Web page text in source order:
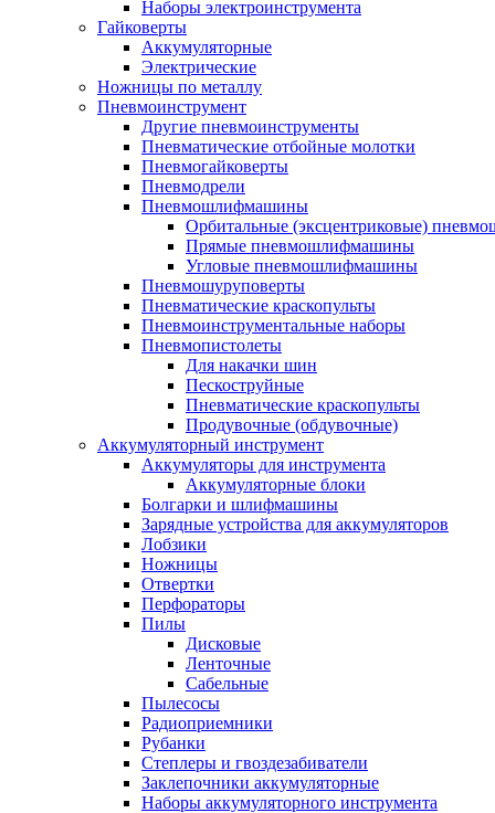
Наборы электроинструмента
Гайковерты
Аккумуляторные
Электрические
Ножницы по металлу
Пневмоинструмент
Другие пневмоинструменты
Пневматические отбойные молотки
Пневмогайковерты
Пневмодрели
Пневмошлифмашины
Орбитальные (эксцентриковые)
Прямые пневмошлифмашины
Угловые пневмошлифмашины
Пневмошуруповерты
Пневматические краскопульты
Пневмоинструментальные наборы
Пневмопистолеты
Для накачки шин
Пескоструйные
Пневматические краскопульты
Продувочные (обдувочные)
Аккумуляторный инструмент
Аккумуляторы для инструмента
Аккумуляторные блоки
Болгарки и шлифмашины
Зарядные устройства для аккумуляторов
Лобзики
Ножницы
Отвертки
Перфораторы
Пилы
Дисковые
Ленточные
Сабельные
Пылесосы
Радиоприемники
Рубанки
Степлеры и гвоздезабиватели
Заклепочники аккумуляторные
Наборы аккумуляторного инструмента